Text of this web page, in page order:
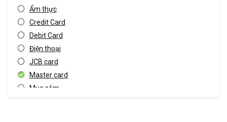
Ẩm thực
Credit Card
Debit Card
Điện thoại
JCB card
Master card
Mua sắm